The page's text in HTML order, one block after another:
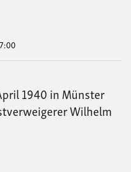
1940 in Münster
Wilhelm